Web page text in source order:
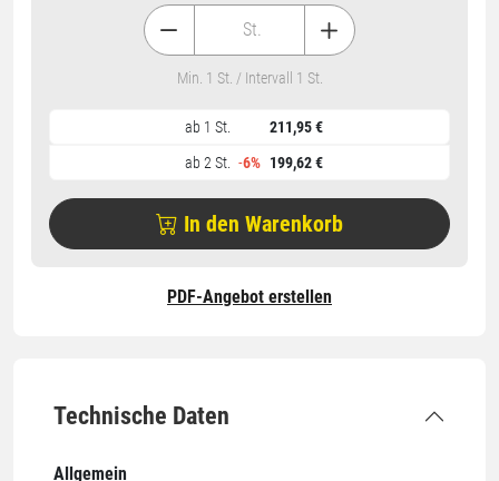
Technische Daten
Allgemein
ab 1 St.
211,95 €
ab 2 St.
-6% 199,62 €
St.
Min. 1 St. / Intervall 1 St.
In den Warenkorb
PDF-Angebot erstellen